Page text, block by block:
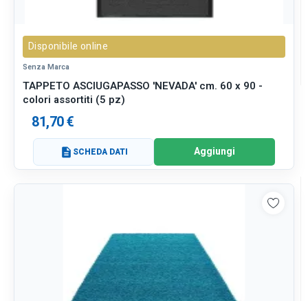
Disponibile online
Senza Marca
TAPPETO ASCIUGAPASSO 'NEVADA' cm. 60 x 90 -
colori assortiti (5 pz)
81,70 €
description SCHEDA DATI Aggiungi